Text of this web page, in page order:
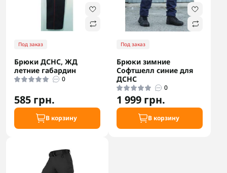
Под заказ
Брюки ДСНС, ЖД
летние габардин
0
585 грн.
В корзину
Под заказ
Брюки зимние
Софтшелл синие для
ДСНС
0
1 999 грн.
В корзину